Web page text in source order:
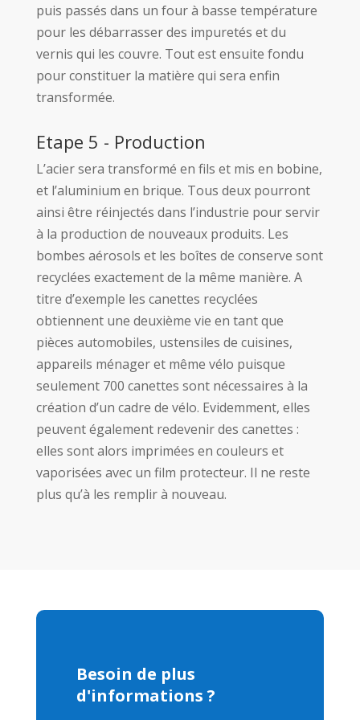
puis passés dans un four à basse température
pour les débarrasser des impuretés et du
vernis qui les couvre. Tout est ensuite fondu
pour constituer la matière qui sera enfin
transformée.
Etape 5 - Production
L’acier sera transformé en fils et mis en bobine,
et l’aluminium en brique. Tous deux pourront
ainsi être réinjectés dans l’industrie pour servir
à la production de nouveaux produits. Les
bombes aérosols et les boîtes de conserve sont
recyclées exactement de la même manière. A
titre d’exemple les canettes recyclées
obtiennent une deuxième vie en tant que
pièces automobiles, ustensiles de cuisines,
appareils ménager et même vélo puisque
seulement 700 canettes sont nécessaires à la
création d’un cadre de vélo. Evidemment, elles
peuvent également redevenir des canettes :
elles sont alors imprimées en couleurs et
vaporisées avec un film protecteur. Il ne reste
plus qu’à les remplir à nouveau.
Besoin de plus
d'informations ?